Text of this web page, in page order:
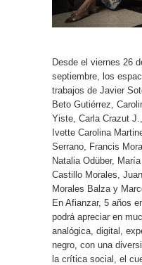
Desde el viernes 26
septiembre, los
trabajos de Javier
Beto Gutiérrez,
Yiste, Carla Crazut
Ivette Carolina
Serrano, Francis
Natalia Odüber,
Castillo Morales,
Morales Balza y
En Afianzar, 5 años
podrá apreciar en
analógica, digital,
negro, con una
la crítica social, el